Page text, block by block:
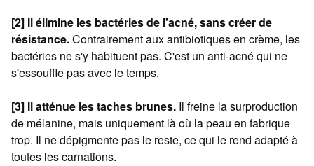
[2] Il élimine les bactéries de l'acné, sans créer de
résistance.Contrairement aux antibiotiques en crème, les
bactéries ne s'y habituent pas. C'est un anti-acné qui ne
s'essouffle pas avec le temps.
[3] Il atténue les taches brunes. Il freine la surproduction
de mélanine, mais uniquement là où la peau en fabrique
trop. Il ne dépigmente pas le reste, ce qui le rend adapté à
toutes les carnations.